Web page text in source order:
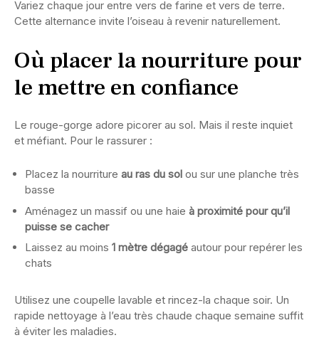
Variez chaque jour entre vers de farine et vers de terre.
Cette alternance invite l’oiseau à revenir naturellement.
Où placer la nourriture pour
le mettre en confiance
Le rouge-gorge adore picorer au sol. Mais il reste inquiet
et méfiant. Pour le rassurer :
Placez la nourriture au ras du sol ou sur une planche très
basse
Aménagez un massif ou une haie à proximité pour qu’il
puisse se cacher
Laissez au moins 1 mètre dégagé autour pour repérer les
chats
Utilisez une coupelle lavable et rincez-la chaque soir. Un
rapide nettoyage à l’eau très chaude chaque semaine suffit
à éviter les maladies.